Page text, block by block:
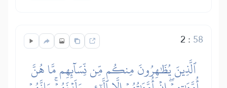
2 : 58
ٱلَّذِينَ يُظَٰهِرُونَ مِنكُم مِّن نِّسَآئِهِم مَّا هُنَّ